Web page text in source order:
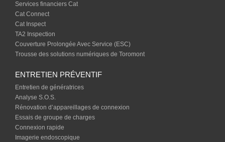
Services financiers Cat
Cat Connect
Cat Inspect
TA2 Inspection
Couverture Prolongée Avec Service (ESC)
Trousse des solutions numériques de Toromont
ENTRETIEN PRÉVENTIF
Entretien de génératrices
Analyse S.O.S.
Rénovation d’appareillages de connexion
Essais de groupe de charges
Connexion rapide
Imagerie endoscopique